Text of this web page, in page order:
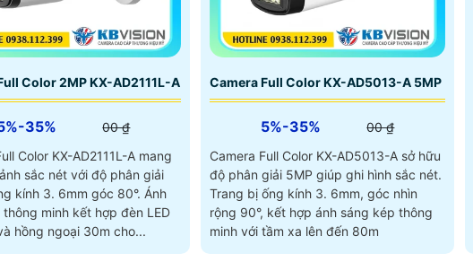
Color 2MP KX-AD2111L-A
35%
00 ₫
Color KX-AD2111L-A mang
sắc nét với độ phân giải
kính 3. 6mm góc 80°. Ánh
minh kết hợp đèn LED
hồng ngoại 30m cho...
Camera Full Color KX-AD5013-A 5MP
5%-35%
00 ₫
Camera Full Color KX-AD5013-A sở hữu
độ phân giải 5MP giúp ghi hình sắc nét.
Trang bị ống kính 3. 6mm, góc nhìn
rộng 90°, kết hợp ánh sáng kép thông
minh với tầm xa lên đến 80m